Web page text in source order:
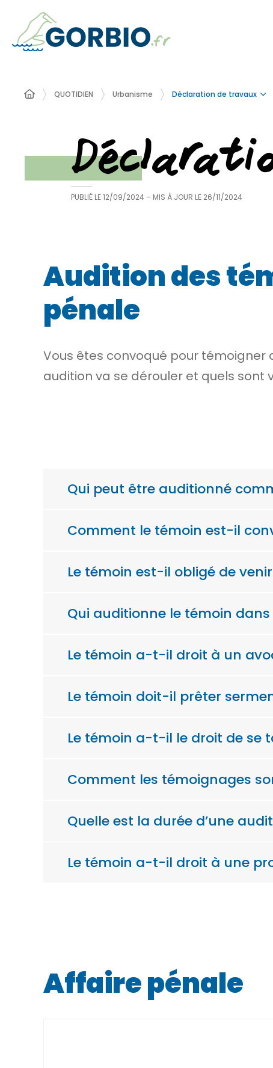
QUOTIDIEN Urbanisme Déclaration de travaux
PUBLIÉ LE12/09/2024 – MIS À JOUR LE 26/11/2024
Audition des
pénale
Vous êtes convoqué pour témoigner
audition va se dérouler et quels sont
Qui peut être auditionné
Comment le témoin est-il
Le témoin est-il obligé de
Qui auditionne le témoin
Le témoin a-t-il droit à un
Le témoin doit-il prêter
Le témoin a-t-il le droit de se
Comment les témoignages
Quelle est la durée d’une
Le témoin a-t-il droit à une
Affaire pénale